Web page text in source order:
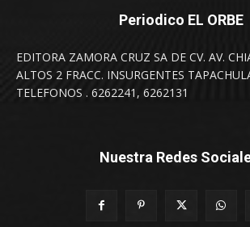
Periodico EL ORBE
EDITORA ZAMORA CRUZ SA DE CV. AV.
ALTOS 2 FRACC. INSURGENTES
TELEFONOS . 6262241, 6262131
Nuestra Redes